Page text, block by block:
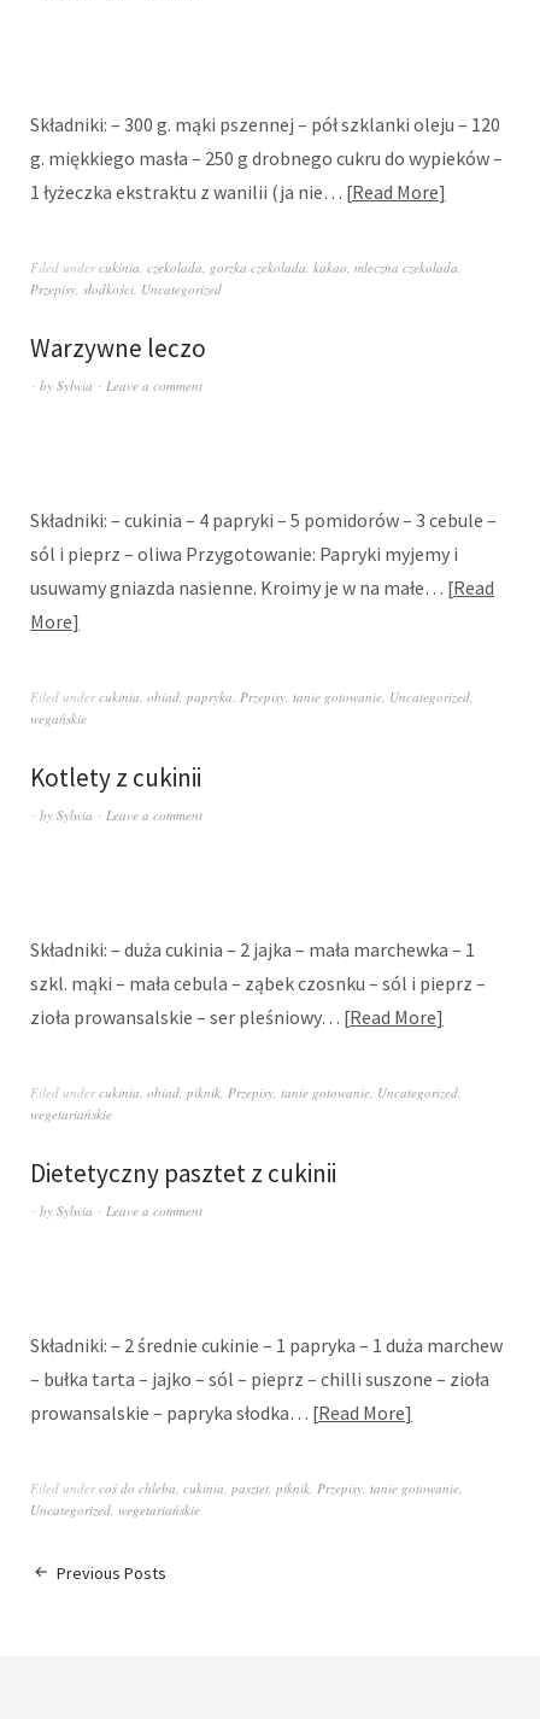
Składniki: – 300 g. mąki pszennej – pół szklanki oleju – 120
g. miękkiego masła – 250 g drobnego cukru do wypieków –
1 łyżeczka ekstraktu z wanilii (ja nie… Read More
Filed undercukinia czekolada gorzka czekolada kakao mleczna czekolada
Przepisy słodkości Uncategorized
Warzywne leczo
by Sylwia Leave a comment
Składniki: – cukinia – 4 papryki – 5 pomidorów – 3 cebule –
sól i pieprz – oliwa Przygotowanie: Papryki myjemy i
usuwamy gniazda nasienne. Kroimy je w na małe… Read
More
Filed undercukinia obiad papryka Przepisy tanie gotowanie Uncategorized
wegańskie
Kotlety z cukinii
by Sylwia Leave a comment
Składniki: – duża cukinia – 2 jajka – mała marchewka – 1
szkl. mąki – mała cebula – ząbek czosnku – sól i pieprz –
zioła prowansalskie – ser pleśniowy… Read More
Filed undercukinia obiad piknik Przepisy tanie gotowanie Uncategorized
wegetariańskie
Dietetyczny pasztet z cukinii
by Sylwia Leave a comment
Składniki: – 2 średnie cukinie – 1 papryka – 1 duża marchew
– bułka tarta – jajko – sól – pieprz – chilli suszone – zioła
prowansalskie – papryka słodka… Read More
Filed undercoś do chleba cukinia pasztet piknik Przepisy tanie gotowanie
Uncategorized wegetariańskie
Previous Posts